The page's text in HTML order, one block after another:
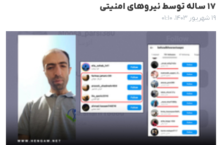
۱۷ ساله توسط نیروهای امنیتی
۱۹ شهریور ۱۴۰۳، ۰۱:۱۰